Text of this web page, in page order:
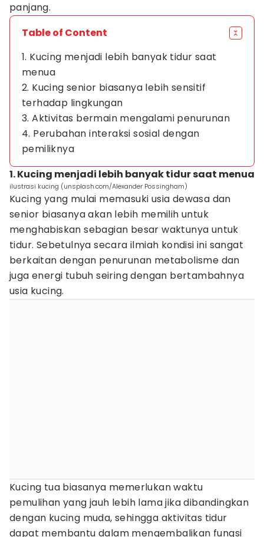
panjang.
Table of Content
1. Kucing menjadi lebih banyak tidur saat
menua
2. Kucing senior biasanya lebih sensitif
terhadap lingkungan
3. Aktivitas bermain mengalami penurunan
4. Perubahan interaksi sosial dengan
pemiliknya
1. Kucing menjadi lebih banyak tidur saat menua
ilustrasi kucing (unsplash.com/Alexander Possingham)
Kucing yang mulai memasuki usia dewasa dan
senior biasanya akan lebih memilih untuk
menghabiskan sebagian besar waktunya untuk
tidur. Sebetulnya secara ilmiah kondisi ini sangat
berkaitan dengan penurunan metabolisme dan
juga energi tubuh seiring dengan bertambahnya
usia kucing.
Kucing tua biasanya memerlukan waktu
pemulihan yang jauh lebih lama jika dibandingkan
dengan kucing muda, sehingga aktivitas tidur
dapat membantu dalam mengembalikan fungsi